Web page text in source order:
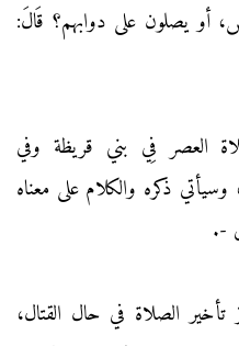
أو يصلون على دوابهم؟ قَالَ:
العصر فِي بني قريظة وفي
ذكره والكلام على معناه
-.
تأخير الصلاة في حال القتال،